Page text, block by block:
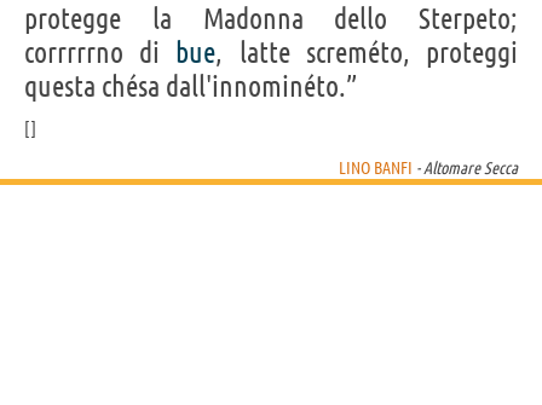
protegge la Madonna dello Sterpeto;
corrrrrno di bue, latte screméto, proteggi
questa chésa dall'innominéto.”
LINO BANFI - Altomare Secca